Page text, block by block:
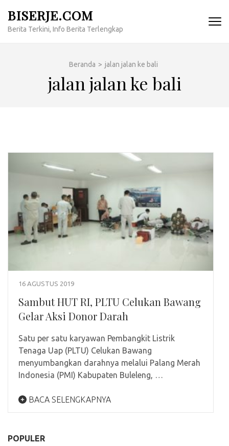
konten
BISERJE.COM
Berita Terkini, Info Berita Terlengkap
Beranda > jalan jalan ke bali
jalan jalan ke bali
16 AGUSTUS 2019
Sambut HUT RI, PLTU Celukan Bawang
Gelar Aksi Donor Darah
Satu per satu karyawan Pembangkit Listrik
Tenaga Uap (PLTU) Celukan Bawang
menyumbangkan darahnya melalui Palang Merah
Indonesia (PMI) Kabupaten Buleleng, …
BACA SELENGKAPNYA
POPULER